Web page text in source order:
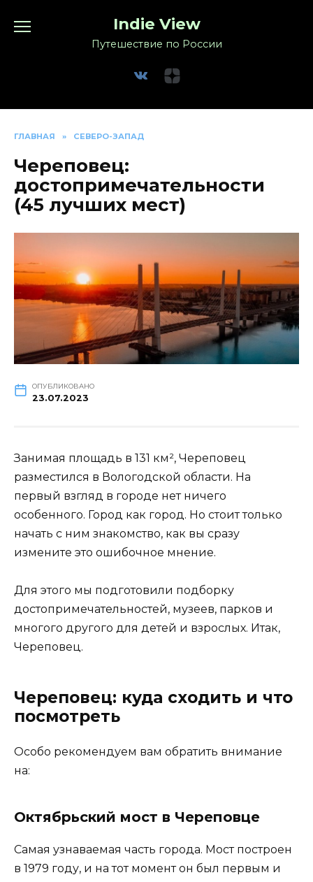
Indie View
Путешествие по России
ГЛАВНАЯ » СЕВЕРО-ЗАПАД
Череповец:
достопримечательности
(45 лучших мест)
ОПУБЛИКОВАНО
23.07.2023
Занимая площадь в 131 км², Череповец
разместился в Вологодской области. На
первый взгляд в городе нет ничего
особенного. Город как город. Но стоит только
начать с ним знакомство, как вы сразу
измените это ошибочное мнение.
Для этого мы подготовили подборку
достопримечательностей, музеев, парков и
многого другого для детей и взрослых. Итак,
Череповец.
Череповец: куда сходить и что
посмотреть
Особо рекомендуем вам обратить внимание
на:
Октябрьский мост в Череповце
Самая узнаваемая часть города. Мост построен
в 1979 году, и на тот момент он был первым и